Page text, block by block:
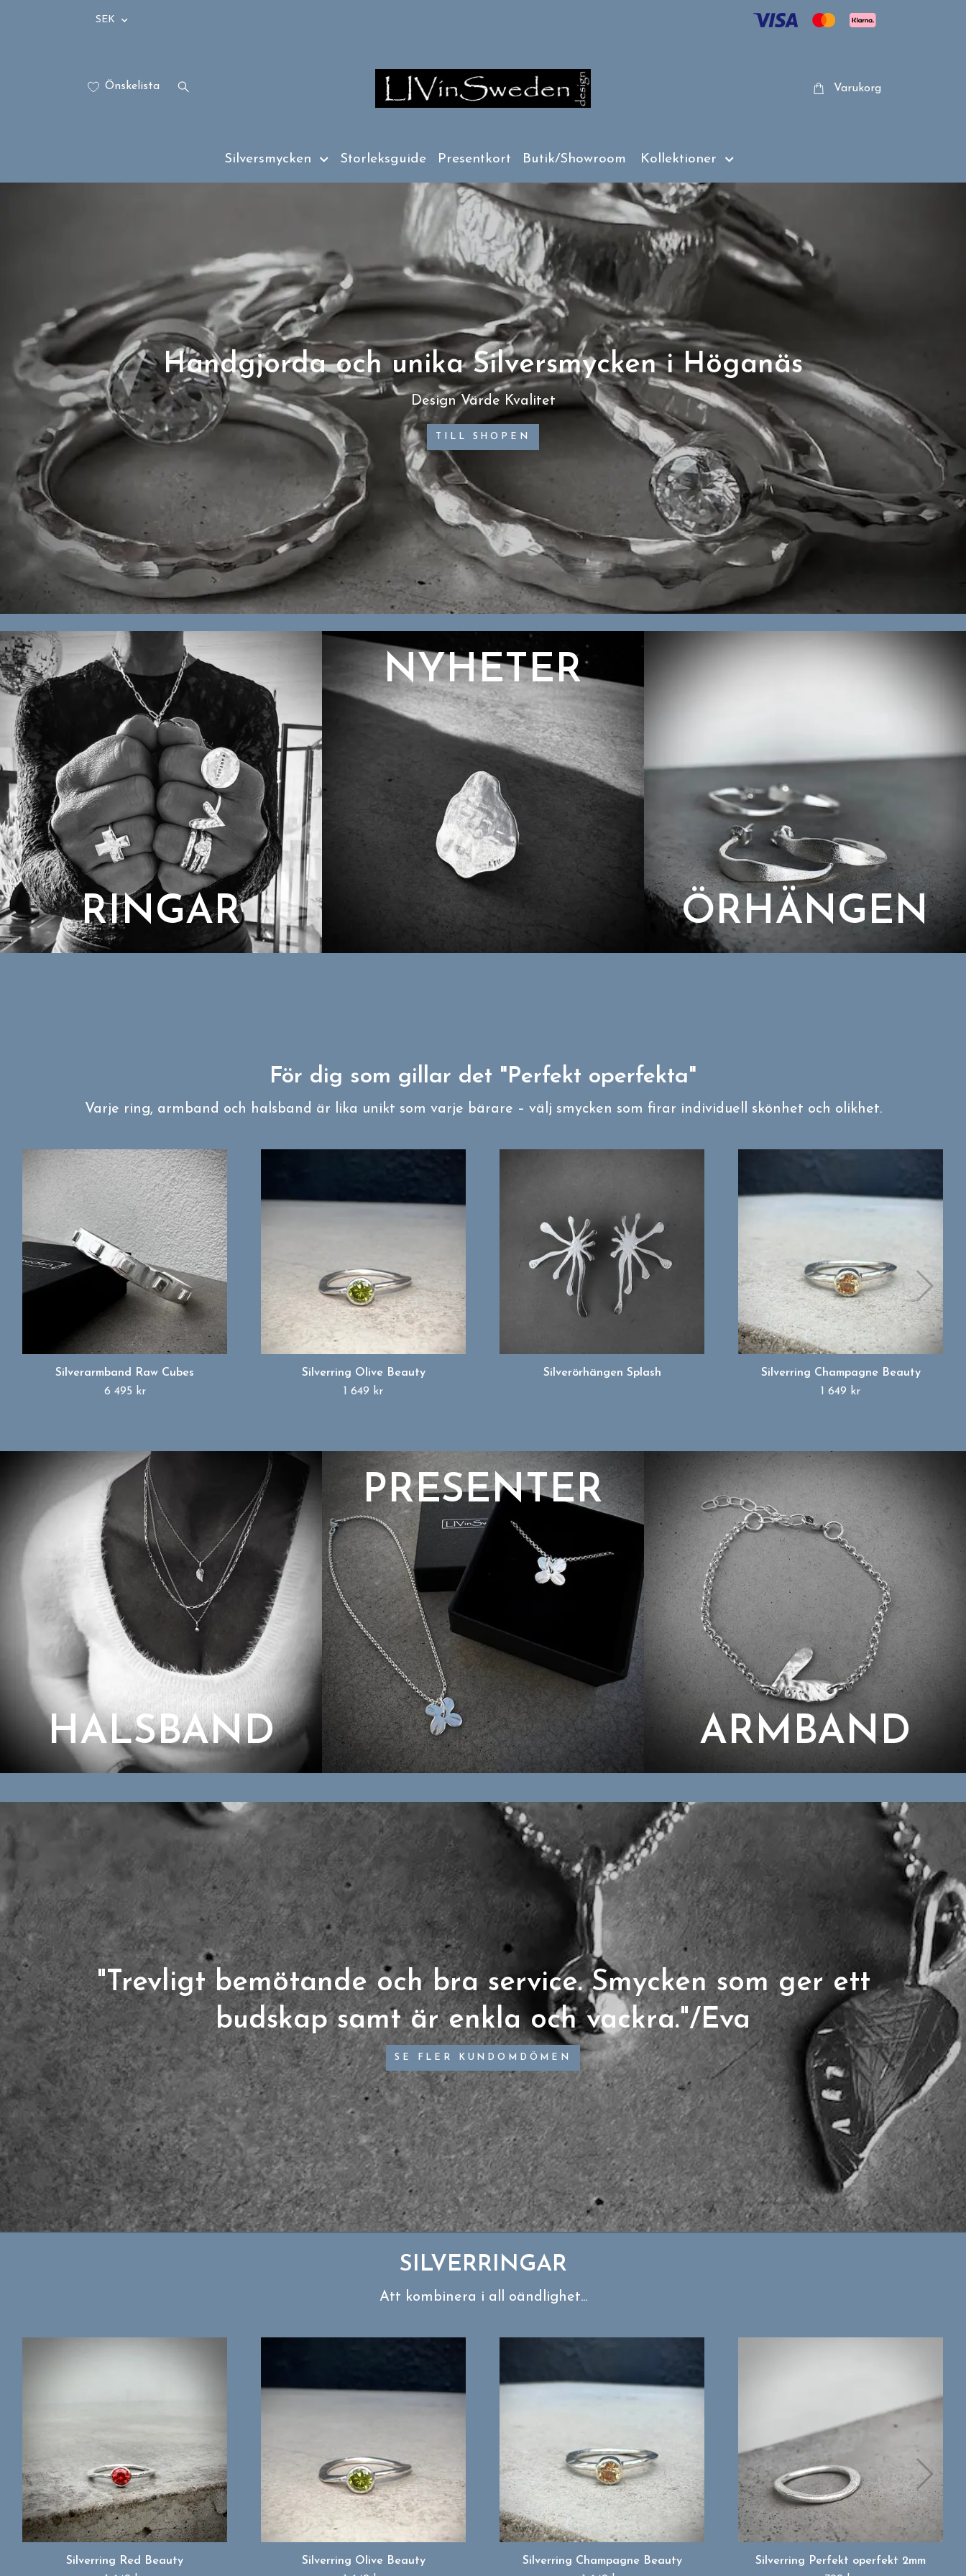
SEK
Önskelista Varukorg
Silversmycken Storleksguide Presentkort Butik/Showroom Kollektioner
Handgjorda och unika Silversmycken i Höganäs
Design Värde Kvalitet
TILL SHOPEN
RINGAR
NYHETER
ÖRHÄNGEN
För dig som gillar det "Perfekt operfekta"
Varje ring, armband och halsband är lika unikt som varje bärare – välj smycken som firar individuell skönhet och olikhet.
Silverarmband Raw Cubes
6 495 kr
Silverring Olive Beauty
1 649 kr
Silverörhängen Splash
Silverring Champagne Beauty
1 649 kr
HALSBAND
PRESENTER
ARMBAND
"Trevligt bemötande och bra service. Smycken som ger ett
budskap samt är enkla och vackra."/Eva
SE FLER KUNDOMDÖMEN
SILVERRINGAR
Att kombinera i all oändlighet...
Silverring Red Beauty
Silverring Olive Beauty
Silverring Champagne Beauty
Silverring Perfekt operfekt 2mm